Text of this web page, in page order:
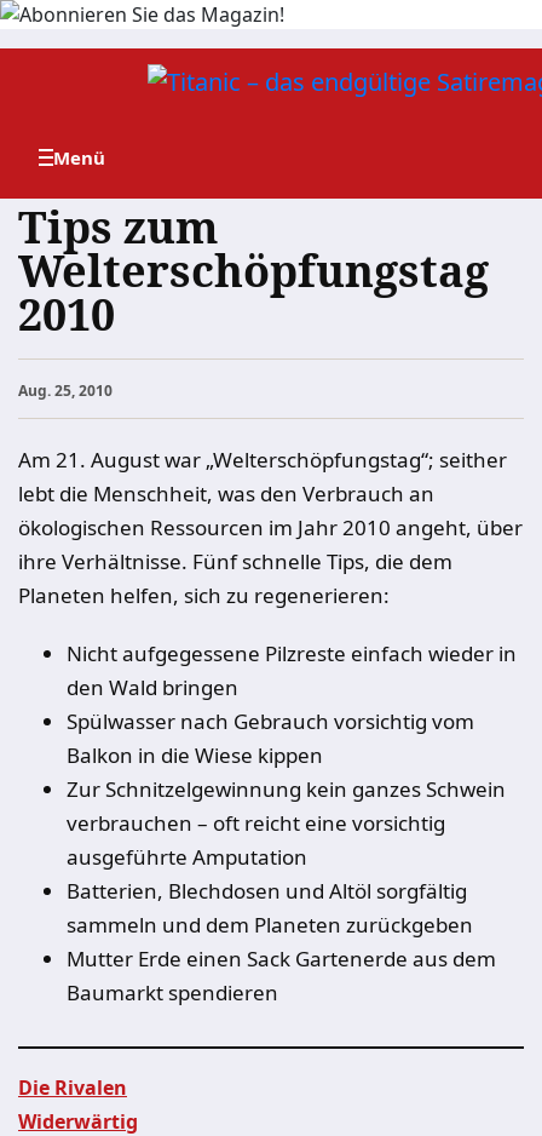
Zum
Tips zum
Welterschöpfungstag
2010
Aug. 25, 2010
Am 21. August war „Welterschöpfungstag“; seither
lebt die Menschheit, was den Verbrauch an
ökologischen Ressourcen im Jahr 2010 angeht, über
ihre Verhältnisse. Fünf schnelle Tips, die dem
Planeten helfen, sich zu regenerieren:
Nicht aufgegessene Pilzreste einfach wieder in
den Wald bringen
Spülwasser nach Gebrauch vorsichtig vom
Balkon in die Wiese kippen
Zur Schnitzelgewinnung kein ganzes Schwein
verbrauchen – oft reicht eine vorsichtig
ausgeführte Amputation
Batterien, Blechdosen und Altöl sorgfältig
sammeln und dem Planeten zurückgeben
Mutter Erde einen Sack Gartenerde aus dem
Baumarkt spendieren
Die Rivalen
Widerwärtig